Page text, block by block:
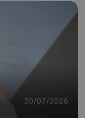
30/07/2026